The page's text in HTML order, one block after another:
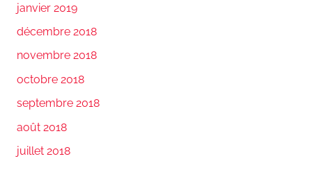
janvier 2019
décembre 2018
novembre 2018
octobre 2018
septembre 2018
août 2018
juillet 2018